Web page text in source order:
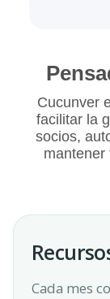
Cucunver
facilitar la
socios,
mantener
Cada mes